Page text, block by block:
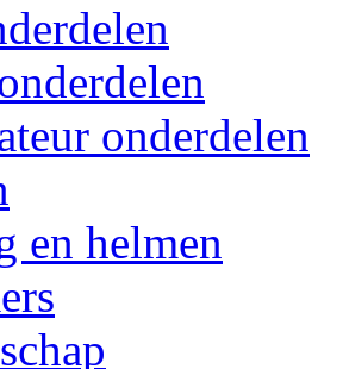
onderdelen
en helmen